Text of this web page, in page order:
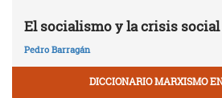
El socialismo y la crisis social
Pedro Barragán
DICCIONARIO MARXISMO